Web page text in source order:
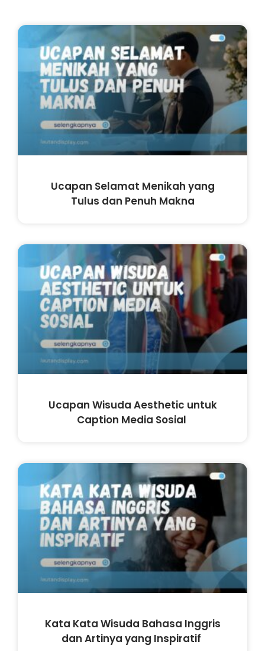
Ucapan Selamat Menikah yang
Tulus dan Penuh Makna
Ucapan Wisuda Aesthetic untuk
Caption Media Sosial
Kata Kata Wisuda Bahasa Inggris
dan Artinya yang Inspiratif